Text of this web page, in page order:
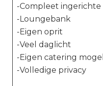
-Compleet
-Loungebank
-Eigen oprit
-Veel daglicht
-Eigen catering
-Volledige privacy